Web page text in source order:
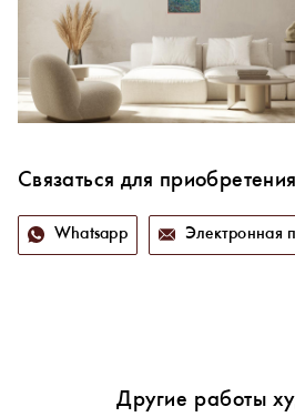
Связаться для приобретения
Whatsapp Электронная
Другие работы